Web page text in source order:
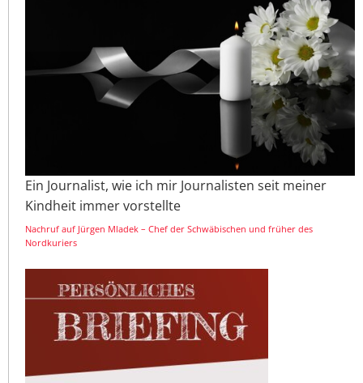
Ein Journalist, wie ich mir Journalisten seit meiner
Kindheit immer vorstellte
Nachruf auf Jürgen Mladek – Chef der Schwäbischen und früher des
Nordkuriers